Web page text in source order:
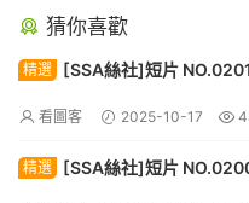
猜你喜歡
精選 [SSA絲社]短片
看圖客 2025-10-17
精選 [SSA絲社]短片